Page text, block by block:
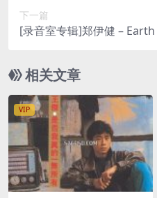
下一篇
[录音室专辑]郑伊健 –
相关文章
VIP